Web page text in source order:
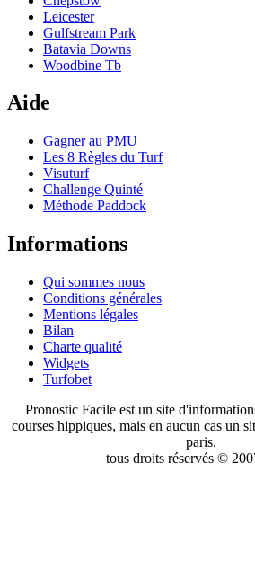
Leicester
Gulfstream Park
Batavia Downs
Woodbine Tb
Aide
Gagner au PMU
Les 8 Règles du Turf
Visuturf
Challenge Quinté
Méthode Paddock
Informations
Qui sommes nous
Conditions générales
Mentions légales
Bilan
Charte qualité
Widgets
Turfobet
Pronostic Facile est un site
courses hippiques, mais en aucun cas un
paris.
tous droits réservés ©